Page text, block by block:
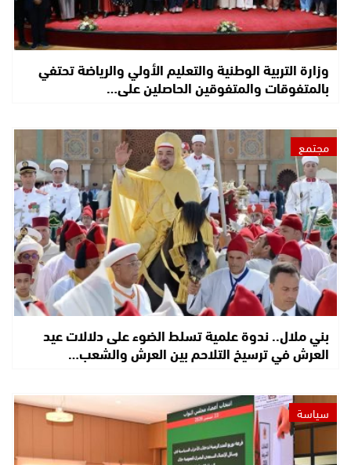
وزارة التربية الوطنية والتعليم الأولي والرياضة تحتفي
بالمتفوقات والمتفوقين الحاصلين على…
مجتمع
بني ملال.. ندوة علمية تسلط الضوء على دلالات عيد
العرش في ترسيخ التلاحم بين العرش والشعب…
سياسة